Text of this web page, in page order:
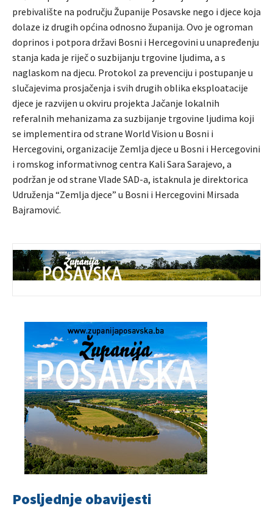
prebivalište na području Županije Posavske nego i djece koja
dolaze iz drugih općina odnosno županija. Ovo je ogroman
doprinos i potpora državi Bosni i Hercegovini u unapređenju
stanja kada je riječ o suzbijanju trgovine ljudima, a s
naglaskom na djecu. Protokol za prevenciju i postupanje u
slučajevima prosjačenja i svih drugih oblika eksploatacije
djece je razvijen u okviru projekta Jačanje lokalnih
referalnih mehanizama za suzbijanje trgovine ljudima koji
se implementira od strane World Vision u Bosni i
Hercegovini, organizacije Zemlja djece u Bosni i Hercegovini
i romskog informativnog centra Kali Sara Sarajevo, a
podržan je od strane Vlade SAD-a, istaknula je direktorica
Udruženja “Zemlja djece” u Bosni i Hercegovini Mirsada
Bajramović.
Posljednje obavijesti